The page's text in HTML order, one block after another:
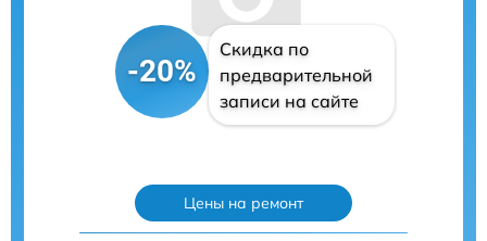
-20%
Скидка по
предварительной
записи на сайте
Цены на ремонт